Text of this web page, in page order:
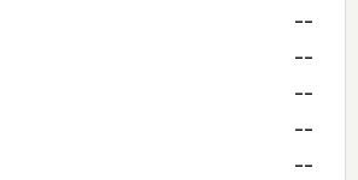
--
--
--
--
--